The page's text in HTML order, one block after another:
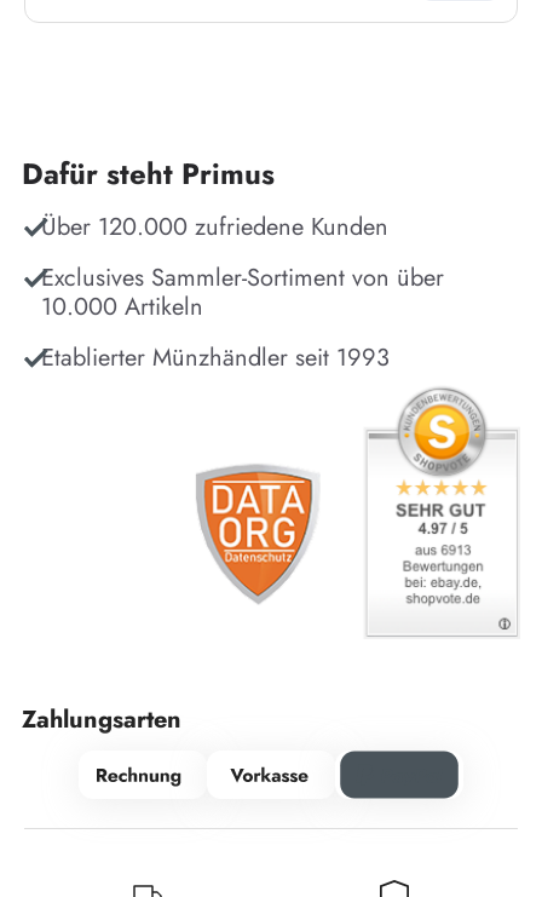
Dafür steht Primus
Über 120.000 zufriedene Kunden
Exclusives Sammler-Sortiment von über
10.000 Artikeln
Etablierter Münzhändler seit 1993
Zahlungsarten